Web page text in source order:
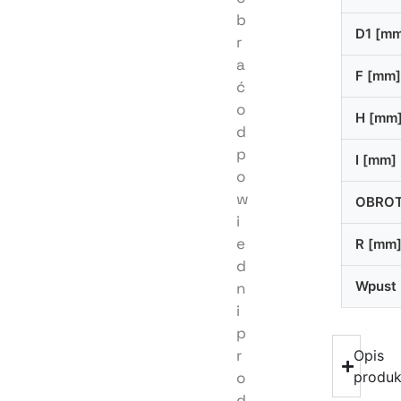
b
r
a
ć
o
d
p
o
w
i
e
d
n
i
p
r
o
D1
F [mm]
H
I [mm]
R [mm]
Wpust
Opis